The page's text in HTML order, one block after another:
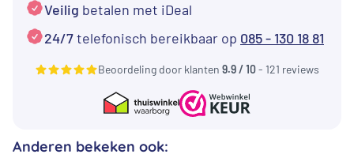
Veilig betalen met iDeal
24/7telefonisch bereikbaar op 085 - 130 18 81
Beoordeling door klanten 9.9 / 10- 121 reviews
Anderen bekeken ook: